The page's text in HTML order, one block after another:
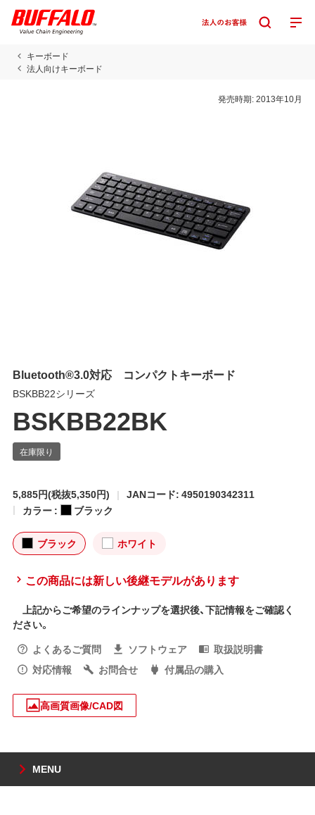
キーボード
法人向けキーボード
発売時期:2013年10月
Bluetooth®3.0対応 コンパクトキーボード
BSKBB22シリーズ
BSKBB22BK
5,885円(税抜5,350円)
JANコード: 4950190342311
カラー :
ブラック
ブラック ホワイト
この商品には新しい後継モデルがあります
上記からご希望のラインナップを選択後、下記情報をご確認く
ださい。
よくあるご質問
ソフトウェア
取扱説明書
対応情報
お問合せ 付属品の購入
高画質画像/CAD図
MENU